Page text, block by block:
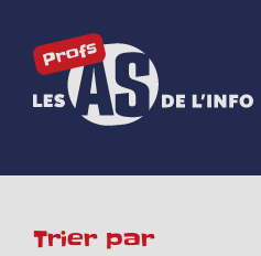
Trier par